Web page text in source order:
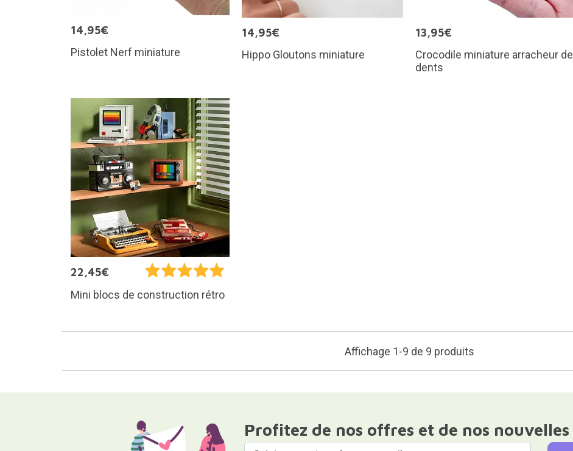
14,95€
Pistolet Nerf miniature
14,95€
Hippo Gloutons miniature
13,95€
Crocodile miniature arracheur de
dents
22,45€
Mini blocs de construction rétro
Affichage 1-9 de 9 produits
Profitez de nos offres et de nos nouvelles